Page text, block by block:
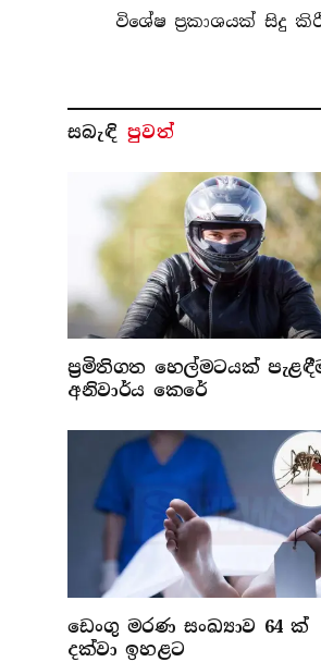
විශේෂ ප්‍රකාශයක් සිදු
සබැ​ඳි පුවත්
ප්‍රමිතිගත හෙල්මටයක්
අනිවාර්ය කෙරේ
ඩෙංගු මරණ සංඛ්‍යාව 64 ක්
දක්වා ඉහළට